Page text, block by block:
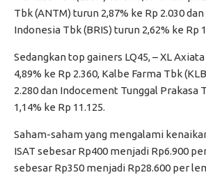
Tbk (ANTM) turun 2,87% ke Rp 2.030
Indonesia Tbk (BRIS) turun 2,62% ke Rp
Sedangkan top gainers LQ45, – XL
4,89% ke Rp 2.360, Kalbe Farma Tbk
2.280 dan Indocement Tunggal Prakasa
1,14% ke Rp 11.125.
Saham-saham yang mengalami
ISAT sebesar Rp400 menjadi Rp6.900
sebesar Rp350 menjadi Rp28.600 per